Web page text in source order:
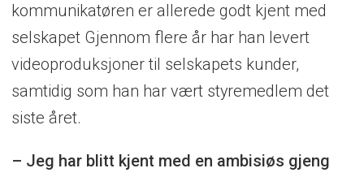
kommunikatøren er allerede godt kjent med
selskapet Gjennom flere år har han levert
videoproduksjoner til selskapets kunder,
samtidig som han har vært styremedlem det
siste året.
– Jeg har blitt kjent med en ambisiøs gjeng